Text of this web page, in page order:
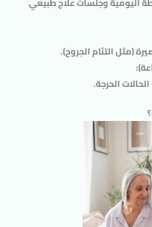
(مثل التئام الجروح).
:
الحرجة.